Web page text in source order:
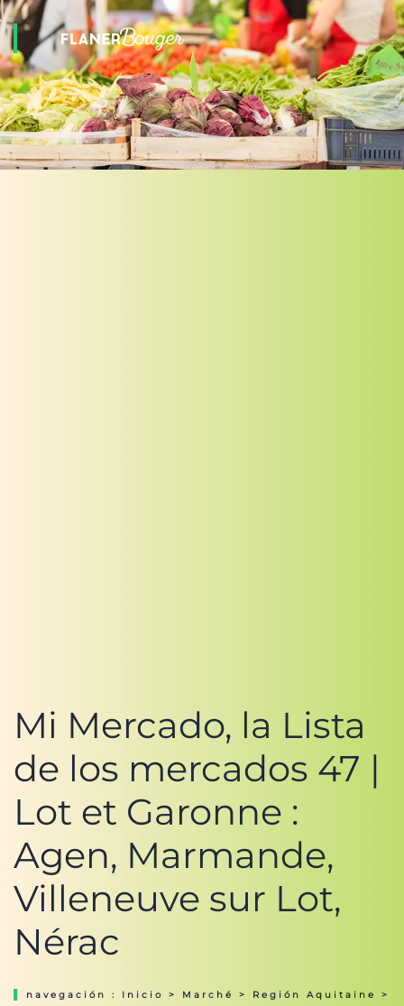
Mi Mercado, la Lista
de los mercados 47 |
Lot et Garonne :
Agen, Marmande,
Villeneuve sur Lot,
Nérac
navegación : Inicio > Marché > Región Aquitaine
>